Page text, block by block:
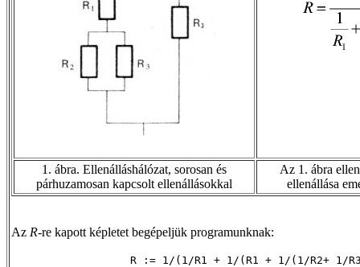
1. ábra. Ellenálláshálózat, sorosan és
párhuzamosan kapcsolt ellenállásokkal
Az 1. ábra
ellenállása
Az R-re kapott képletet begépeljük programunknak:
R := 1/(1/R1 + 1/(R1 + 1/(1/R2+ 1/